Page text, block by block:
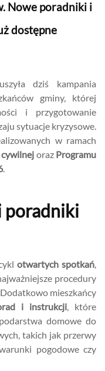
Nowe poradniki i
dostępne
dziś kampania
gminy, której
i przygotowanie
sytuacje kryzysowe.
w ramach
oraz Programu
.
poradniki
otwartych spotkań,
procedury
mieszkańcy
i instrukcji, które
domowe do
takich jak przerwy
pogodowe czy